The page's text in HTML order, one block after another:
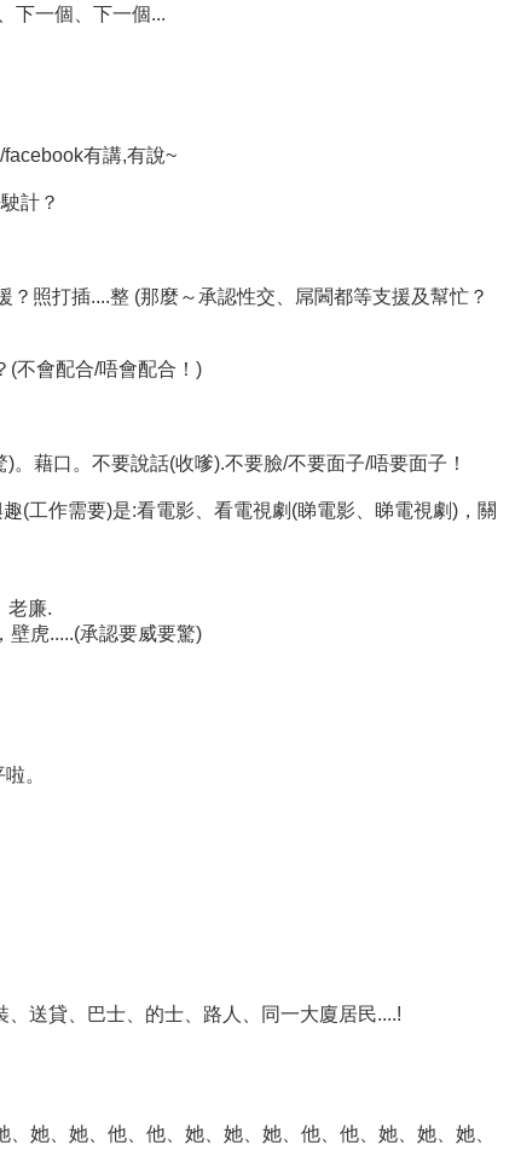
下一個、下一個...
有講,有說~
計？
照打插....整 (那麼～承認性交、屌閪都等支援及幫忙？
(不會配合/唔會配合！)
藉口。不要說話(收嗲).不要臉/不要面子/唔要面子！
(工作需要)是:看電影、看電視劇(睇電影、睇電視劇)，關
老廉.
壁虎.....(承認要威要驚)
。
送貸、巴士、的士、路人、同一大廈居民....!
她、她、他、他、她、她、她、他、他、她、她、她、